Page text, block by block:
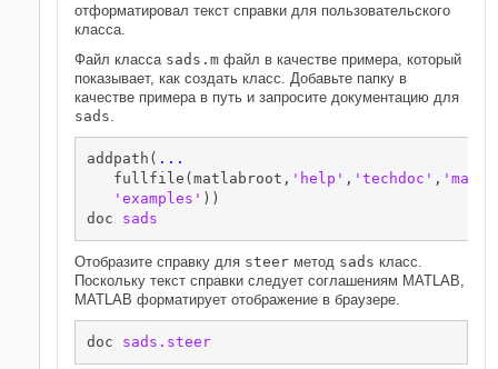
отформатировал текст справки для пользовательского
класса.
Файл класса sads.m файл в качестве примера, который
показывает, как создать класс. Добавьте папку в
качестве примера в путь и запросите документацию для
sads.
addpath( ...
   fullfile(matlabroot,
'help' , 'techdoc' ,
'examples' ))
doc sads
Отобразите справку для steer метод sads класс.
Поскольку текст справки следует соглашениям MATLAB,
MATLAB форматирует отображение в браузере.
doc sads.steer